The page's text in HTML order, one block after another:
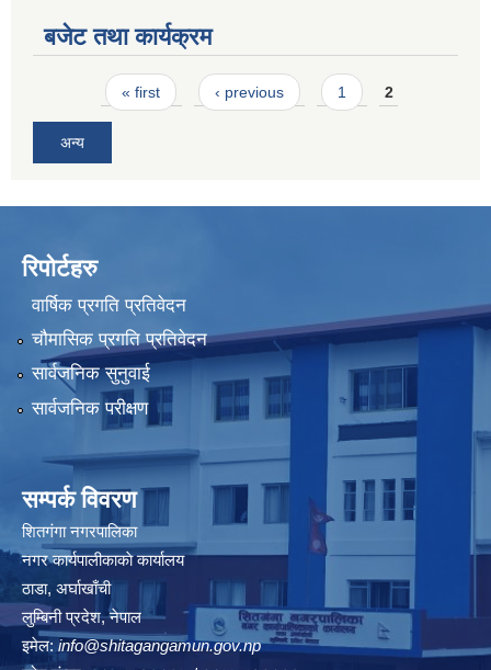
बजेट तथा कार्यक्रम
Pages« first ‹ previous 1 2
अन्य
रिपोर्टहरु
वार्षिक प्रगति प्रतिवेदन
चौमासिक प्रगति प्रतिवेदन
सार्वजनिक सुनुवाई
सार्वजनिक परीक्षण
सम्पर्क विवरण
शितगंगा नगरपालिका
नगर कार्यपालीकाकाे कार्यालय
ठाडा, अर्घाखाँची
लुम्बिनी प्रदेश, नेपाल
इमेल: info@shitagangamun.gov.np